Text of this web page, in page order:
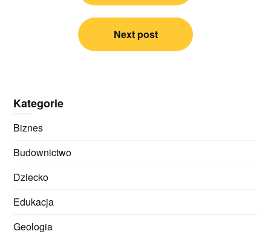
Next post
Kategorie
Biznes
Budownictwo
Dziecko
Edukacja
Geologia